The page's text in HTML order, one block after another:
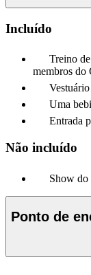
Incluído
Treino
membros do
Uma
Entrada
Não incluído
Show
Ponto de